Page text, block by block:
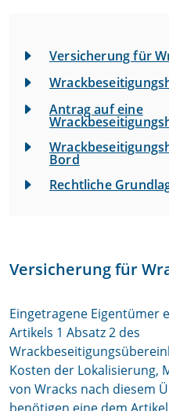
Versicherung für
Antrag auf eine
Bord
Rechtliche
Versicherung für
Eingetragene Eigentümer
Artikels 1 Absatz 2 des
Kosten der Lokalisierung,
von Wracks nach diesem